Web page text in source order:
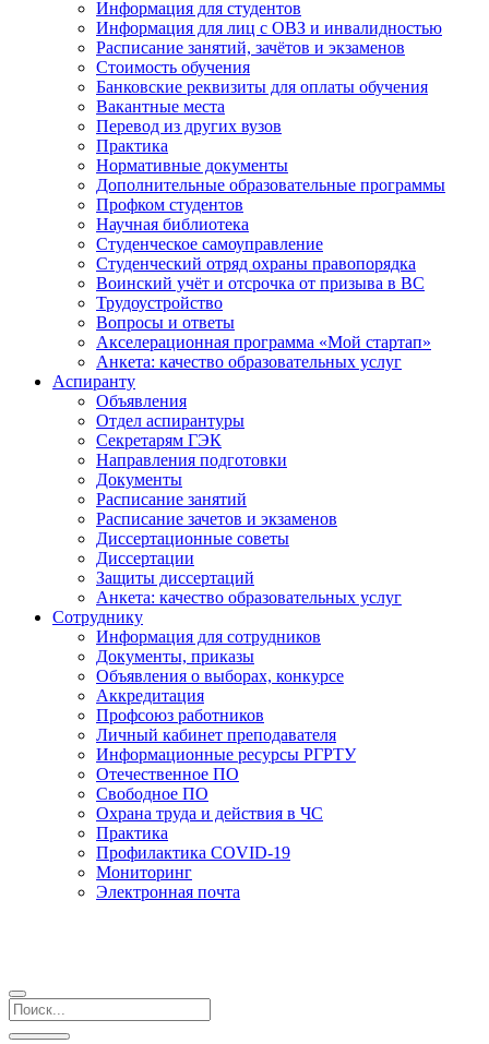
Информация для студентов
Информация для лиц с ОВЗ и инвалидностью
Расписание занятий, зачётов и экзаменов
Стоимость обучения
Банковские реквизиты для оплаты обучения
Вакантные места
Перевод из других вузов
Практика
Нормативные документы
Дополнительные образовательные программы
Профком студентов
Научная библиотека
Студенческое самоуправление
Студенческий отряд охраны правопорядка
Воинский учёт и отсрочка от призыва в ВС
Трудоустройство
Вопросы и ответы
Акселерационная программа «Мой стартап»
Анкета: качество образовательных услуг
Аспиранту
Объявления
Отдел аспирантуры
Секретарям ГЭК
Направления подготовки
Документы
Расписание занятий
Расписание зачетов и экзаменов
Диссертационные советы
Диссертации
Защиты диссертаций
Анкета: качество образовательных услуг
Сотруднику
Информация для сотрудников
Документы, приказы
Объявления о выборах, конкурсе
Аккредитация
Профсоюз работников
Личный кабинет преподавателя
Информационные ресурсы РГРТУ
Отечественное ПО
Свободное ПО
Охрана труда и действия в ЧС
Практика
Профилактика COVID-19
Мониторинг
Электронная почта